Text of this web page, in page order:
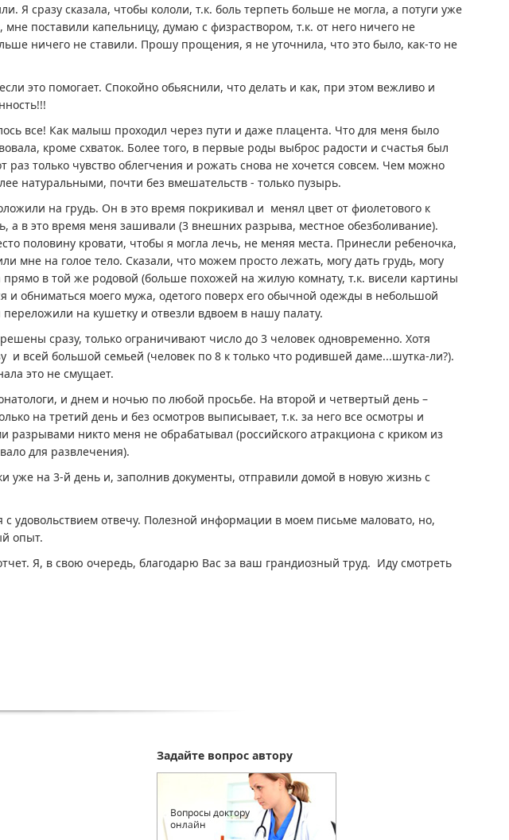
Я сразу сказала, чтобы кололи, т.к. боль терпеть больше не могла, а потуги уже
поставили капельницу, думаю с физраствором, т.к. от него ничего не
ничего не ставили. Прошу прощения, я не уточнила, что это было, как-то не
это помогает. Спокойно обьяснили, что делать и как, при этом вежливо и
все! Как малыш проходил через пути и даже плацента. Что для меня было
кроме схваток. Более того, в первые роды выброс радости и счастья был
только чувство облегчения и рожать снова не хочется совсем. Чем можно
натуральными, почти без вмешательств - только пузырь.
на грудь. Он в это время покрикивал и менял цвет от фиолетового к
а в это время меня зашивали (3 внешних разрыва, местное обезболивание).
половину кровати, чтобы я могла лечь, не меняя места. Принесли ребеночка,
мне на голое тело. Сказали, что можем просто лежать, могу дать грудь, могу
в той же родовой (больше похожей на жилую комнату, т.к. висели картины
и обниматься моего мужа, одетого поверх его обычной одежды в небольшой
на кушетку и отвезли вдвоем в нашу палату.
сразу, только ограничивают число до 3 человек одновременно. Хотя
и всей большой семьей (человек по 8 к только что родившей даме...шутка-ли?).
это не смущает.
и днем и ночью по любой просьбе. На второй и четвертый день –
на третий день и без осмотров выписывает, т.к. за него все осмотры и
никто меня не обрабатывал (российского атракциона с криком из
для развлечения).
уже на 3-й день и, заполнив документы, отправили домой в новую жизнь с
удовольствием отвечу. Полезной информации в моем письме маловато, но,
опыт.
Я, в свою очередь, благодарю Вас за ваш грандиозный труд. Иду смотреть
Задайте вопрос автору